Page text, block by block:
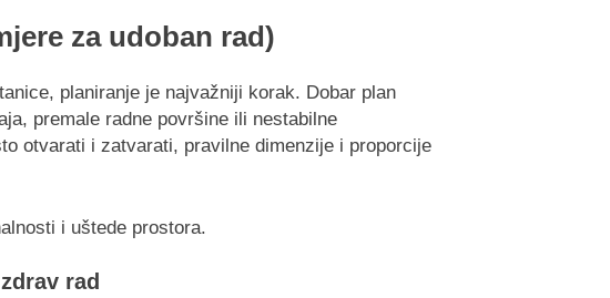
za udoban rad)
planiranje je najvažniji korak. Dobar plan
premale radne površine ili nestabilne
otvarati i zatvarati, pravilne dimenzije i proporcije
i uštede prostora.
rad